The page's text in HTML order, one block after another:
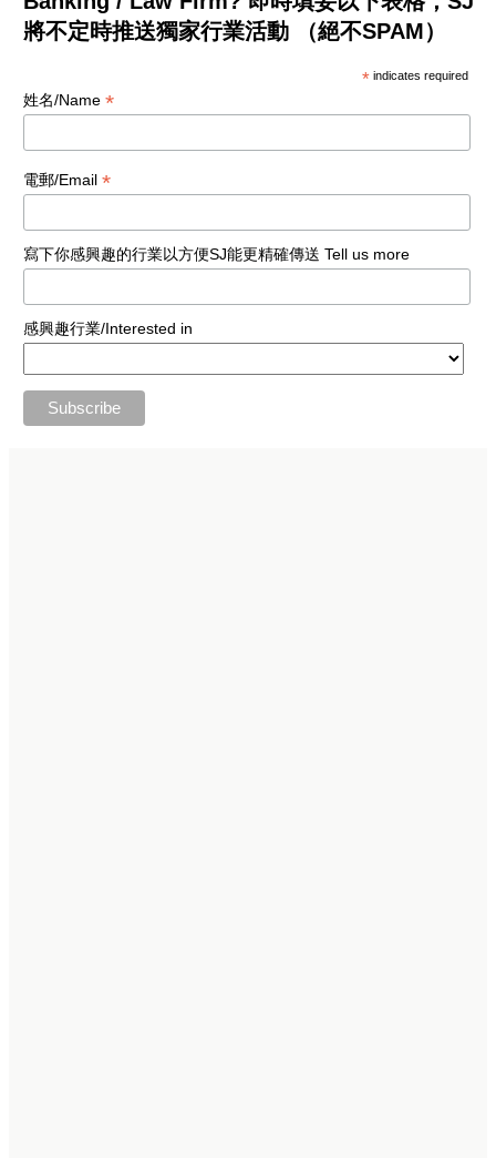
將不定時推送獨家行業活動 （絕不SPAM）
* indicates required
姓名/Name *
電郵/Email *
寫下你感興趣的行業以方便SJ能更精確傳送 Tell us more
感興趣行業/Interested in